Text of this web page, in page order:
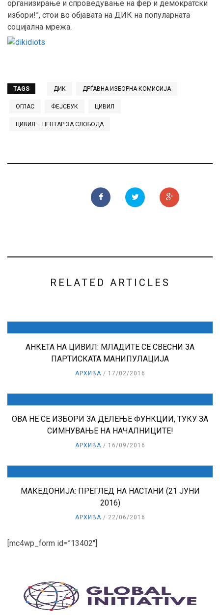
организирање и спроведување на фер и демократски
избори!”, стои во објавата на ДИК на популарната
социјална мрежа.
TAGS ДИК ДРЃАВНА ИЗБОРНА КОМИСИЈА
ОГЛАС ФЕЈСБУК ЦИВИЛ
ЦИВИЛ – ЦЕНТАР ЗА СЛОБОДА
RELATED ARTICLES
АНКЕТА НА ЦИВИЛ: МЛАДИТЕ СЕ СВЕСНИ ЗА
ПАРТИСКАТА МАНИПУЛАЦИЈА
АРХИВА 17/02/2016
ОВА НЕ СЕ ИЗБОРИ ЗА ДЕЛЕЊЕ ФУНКЦИИ, ТУКУ ЗА
СИМНУВАЊЕ НА НАЧАЛНИЦИТЕ!
АРХИВА 16/09/2016
МАКЕДОНИЈА: ПРЕГЛЕД НА НАСТАНИ (21 ЈУНИ
2016)
АРХИВА 22/06/2016
[mc4wp_form id=”13402″]